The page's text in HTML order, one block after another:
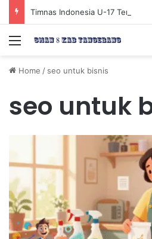
Menu
Home / seo untuk bisnis
seo untuk